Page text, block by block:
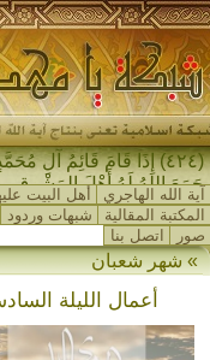
(٤٢٤) إِذَا قَامَ قَائِمُ آلِ
جَمَعَ اللهُ لَهُ أَهْلَ المَشْرِقِ
آية الله الهاجري أهل البيت
المكتبة المقالية
شبهات وردود
صور
اتصل بنا
» شهر شعبان
أعمال الليلة